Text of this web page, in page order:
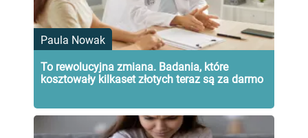
Paula Nowak
To rewolucyjna zmiana. Badania, które
kosztowały kilkaset złotych teraz są za darmo